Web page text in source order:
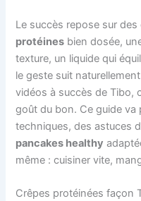
Le succès repose sur
protéines bien dosée,
texture, un liquide qui
le geste suit
vidéos à succès de Tibo,
goût du bon. Ce guide va
techniques, des astuces
pancakes healthy
même : cuisiner vite,
Crêpes protéinées façon